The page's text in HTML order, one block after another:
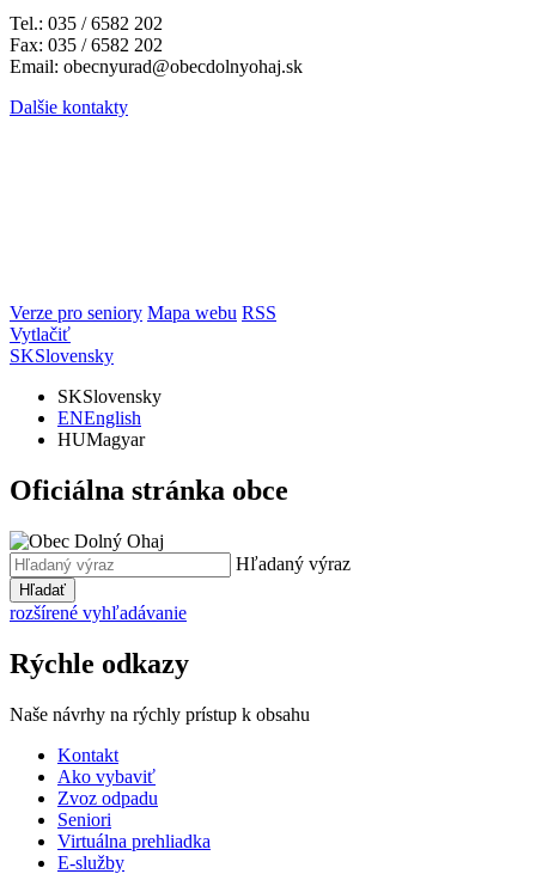
Tel.: 035 / 6582 202
Fax: 035 / 6582 202
Email: obecnyurad@obecdolnyohaj.sk
Dalšie kontakty
Verze pro seniory Mapa webu RSS
Vytlačiť
SKSlovensky
SKSlovensky
ENEnglish
HUMagyar
Oficiálna stránka obce
Hľadaný výraz
Hľadať
rozšírené vyhľadávanie
Rýchle odkazy
Naše návrhy na rýchly prístup k obsahu
Kontakt
Ako vybaviť
Zvoz odpadu
Seniori
Virtuálna prehliadka
E-služby